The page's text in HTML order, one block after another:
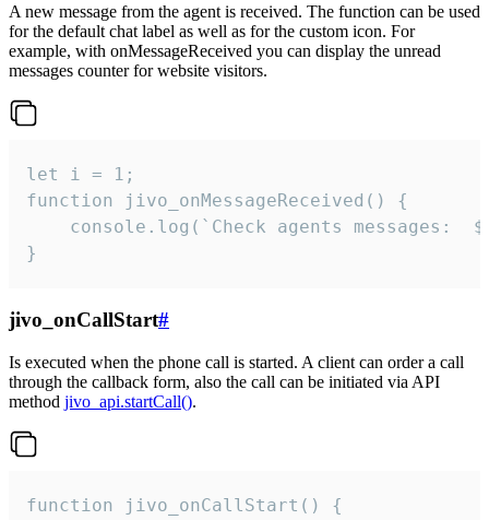
A new message from the agent is received. The function can be used
for the default chat label as well as for the custom icon. For
example, with onMessageReceived you can display the unread
messages counter for website visitors.
let i = 1;
function jivo_onMessageReceived() {
}
jivo_onCallStart#
Is executed when the phone call is started. A client can order a call
through the callback form, also the call can be initiated via API
method jivo_api.startCall().
function jivo_onCallStart() {